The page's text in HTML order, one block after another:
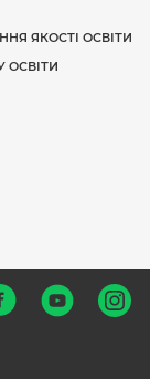
ЯКОСТІ ОСВІТИ
ОСВІТИ